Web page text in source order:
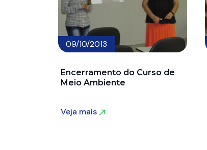
09/10/2013
Encerramento do Curso de
Meio Ambiente
Veja mais